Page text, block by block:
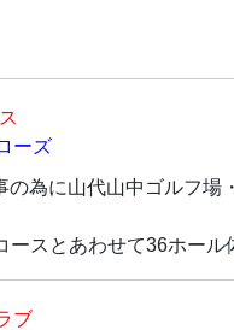
ーズ
為に山代山中ゴルフ場
スとあわせて36ホール
ブ